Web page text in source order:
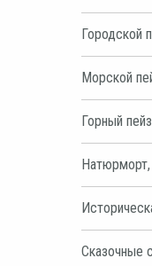
Городской
Морской
Горный
Сказочные